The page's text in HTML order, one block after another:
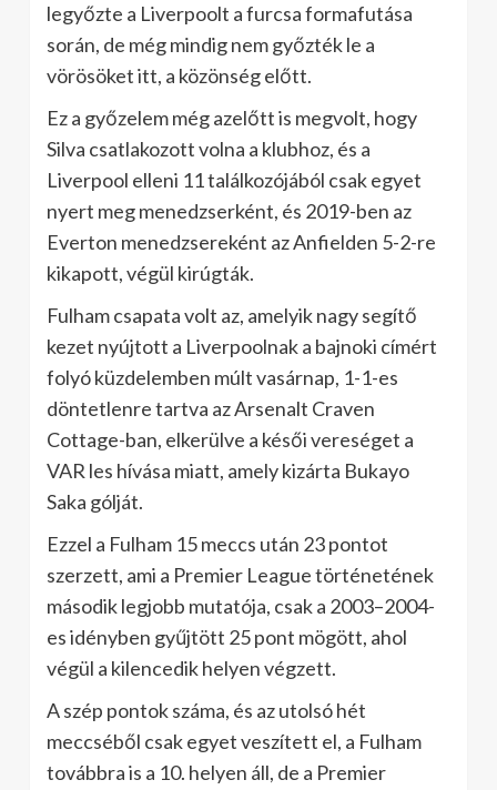
legyőzte a Liverpoolt a furcsa formafutása
során, de még mindig nem győzték le a
vörösöket itt, a közönség előtt.
Ez a győzelem még azelőtt is megvolt, hogy
Silva csatlakozott volna a klubhoz, és a
Liverpool elleni 11 találkozójából csak egyet
nyert meg menedzserként, és 2019-ben az
Everton menedzsereként az Anfielden 5-2-re
kikapott, végül kirúgták.
Fulham csapata volt az, amelyik nagy segítő
kezet nyújtott a Liverpoolnak a bajnoki címért
folyó küzdelemben múlt vasárnap, 1-1-es
döntetlenre tartva az Arsenalt Craven
Cottage-ban, elkerülve a késői vereséget a
VAR les hívása miatt, amely kizárta Bukayo
Saka gólját.
Ezzel a Fulham 15 meccs után 23 pontot
szerzett, ami a Premier League történetének
második legjobb mutatója, csak a 2003–2004-
es idényben gyűjtött 25 pont mögött, ahol
végül a kilencedik helyen végzett.
A szép pontok száma, és az utolsó hét
meccséből csak egyet veszített el, a Fulham
továbbra is a 10. helyen áll, de a Premier